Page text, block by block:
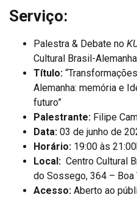
Serviço:
Palestra & Debate no
Cultural Brasil-Alemanha
Título:
Alemanha: memória e
futuro”
Palestrante: Filipe
Data: 03 de junho de
Horário: 19:00 às
Local: Centro Cultural
do Sossego, 364 – Boa
Acesso: Aberto ao